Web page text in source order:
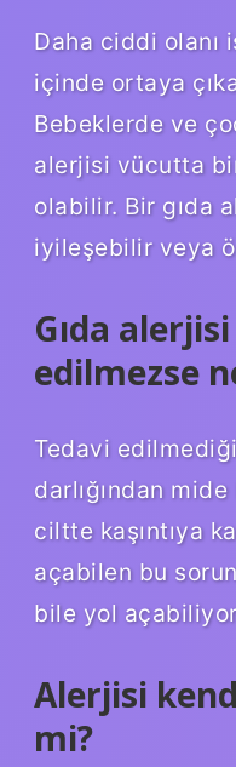
Daha ciddi olanı
içinde ortaya
Bebeklerde ve
alerjisi vücutta
olabilir. Bir gıda
iyileşebilir veya
Gıda
edilmezse
Tedavi
darlığından
ciltte kaşıntıya
açabilen bu
bile yol
Alerjisi
mi?